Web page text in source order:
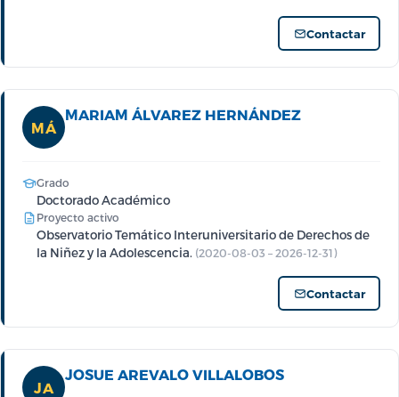
Contactar
MÁ
MARIAM ÁLVAREZ HERNÁNDEZ
Grado
Doctorado Académico
Proyecto activo
Observatorio Temático Interuniversitario de Derechos de
la Niñez y la Adolescencia. (2020-08-03 – 2026-12-31)
Contactar
JA
JOSUE AREVALO VILLALOBOS